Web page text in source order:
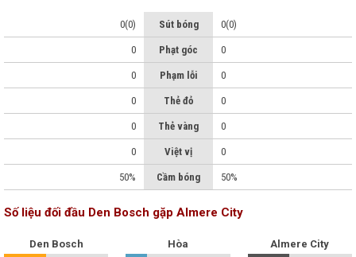
0(0) Sút bóng 0(0)
0 Phạt góc 0
0 Phạm lỗi 0
0 Thẻ đỏ 0
0 Thẻ vàng 0
0 Việt vị 0
50% Cầm bóng 50%
Số liệu đối đầu Den Bosch gặp Almere City
Den Bosch
Hòa
Almere City